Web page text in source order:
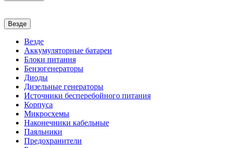
Везде
Везде
Аккумуляторные батареи
Блоки питания
Бензогенераторы
Диоды
Дизельные генераторы
Источники бесперебойного питания
Корпуса
Микросхемы
Наконечники кабельные
Паяльники
Предохранители